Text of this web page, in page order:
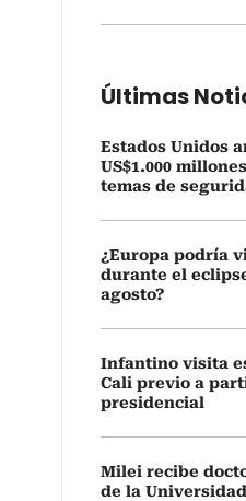
Últimas
Estados Unidos
US$1.000
temas de
¿Europa podría
durante el
agosto?
Infantino visita
Cali previo a
presidencial
Milei recibe
de la